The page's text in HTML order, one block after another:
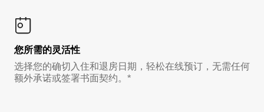
您所需的灵活性
选择您的确切入住和退房日期，轻松在线预订，无需任何
额外承诺或签署书面契约。*